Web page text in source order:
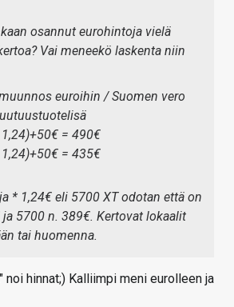
osannut eurohintoja vielä
Vai meneekö laskenta niin
euroihin / Suomen vero
= 490€
= 435€
* 1,24€ eli 5700 XT odotan että on
5700 n. 389€. Kertovat lokaalit
tai huomenna.
noi hinnat;) Kalliimpi meni eurolleen ja